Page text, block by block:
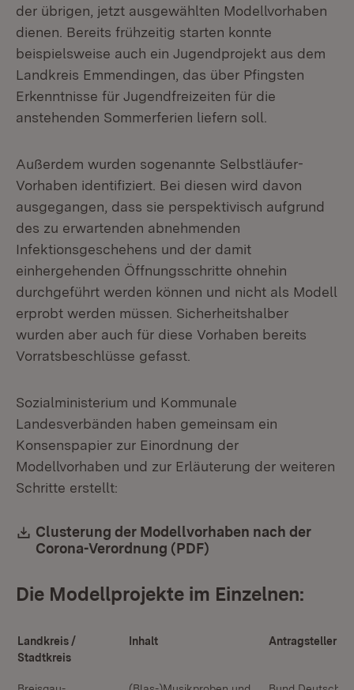
der übrigen, jetzt ausgewählten Modellvorhaben
dienen. Bereits frühzeitig starten konnte
beispielsweise auch ein Jugendprojekt aus dem
Landkreis Emmendingen, das über Pfingsten
Erkenntnisse für Jugendfreizeiten für die
anstehenden Sommerferien liefern soll.
Außerdem wurden sogenannte Selbstläufer-
Vorhaben identifiziert. Bei diesen wird davon
ausgegangen, dass sie perspektivisch aufgrund
des zu erwartenden abnehmenden
Infektionsgeschehens und der damit
einhergehenden Öffnungsschritte ohnehin
durchgeführt werden können und nicht als Modell
erprobt werden müssen. Sicherheitshalber
wurden aber auch für diese Vorhaben bereits
Vorratsbeschlüsse gefasst.
Sozialministerium und Kommunale
Landesverbänden haben gemeinsam ein
Konsenspapier zur Einordnung der
Modellvorhaben und zur Erläuterung der weiteren
Schritte erstellt:
Download:
Clusterung der Modellvorhaben nach der
Corona-Verordnung (PDF)
Die Modellprojekte im Einzelnen:
Landkreis /
Stadtkreis
Inhalt Antragsteller